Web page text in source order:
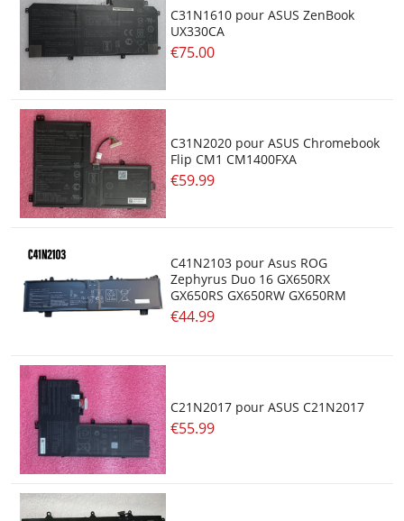
C31N1610 pour ASUS ZenBook
UX330CA
€75.00
C31N2020 pour ASUS Chromebook
Flip CM1 CM1400FXA
€59.99
C41N2103 pour Asus ROG
Zephyrus Duo 16 GX650RX
GX650RS GX650RW GX650RM
€44.99
C21N2017 pour ASUS C21N2017
€55.99